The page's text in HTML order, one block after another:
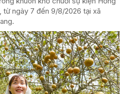
từ ngày 7 đến 9/8/2026 tại xã